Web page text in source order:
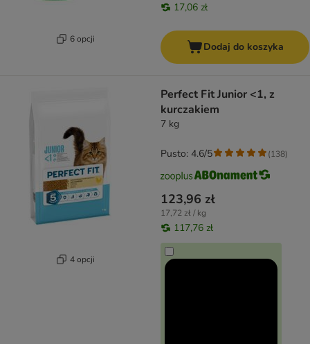
6 opcji
17,06 zł
Dodaj do koszyka
4 opcji
Perfect Fit Junior <1, z
kurczakiem
7 kg
123,96 zł
17,72 zł / kg
117,76 zł
Pusto: 4.6/5 (138)